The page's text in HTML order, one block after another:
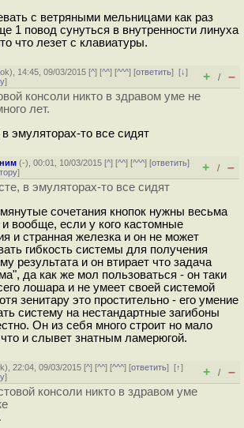
с ветряными мельницами как раз
1 повод сунуться в внутренности линуха
что лезет с клавиатуры.
ok), 14:45, 09/03/2015 [^] [^^] [^^^] [ответить][↓]
] + / –
консоли никто в здравом уме не
лет.
в эмуляторах-то все сидят
(-), 00:01, 10/03/2015 [^] [^^] [^^^] [ответить]
] + / –
в эмуляторах-то все сидят
сочетания кнопок нужны весьма
вообще, если у кого кастомные
и странная железка и он не может
гибкость системы для получения
результата и он втирает что задача
да как же мол пользоваться - он таки
лошара и не умеет своей системой
зенитару это простительно - его умение
систему на нестандартные загибоны
Он из себя много строит но мало
и слывет знатным ламерюгой.
), 22:04, 09/03/2015 [^] [^^] [^^^] [ответить][↑]
] + / –
консоли никто в здравом уме